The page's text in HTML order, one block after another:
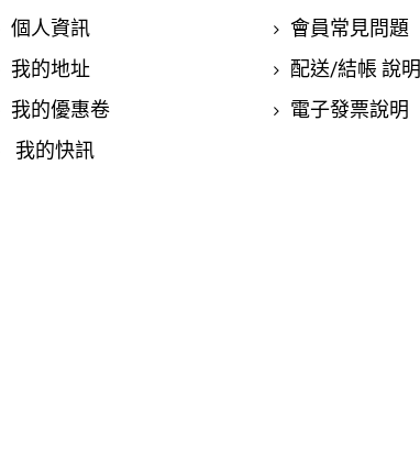
個人資訊
我的地址
我的優惠卷
我的快訊
會員常見問題
配送/結帳 說明
電子發票說明